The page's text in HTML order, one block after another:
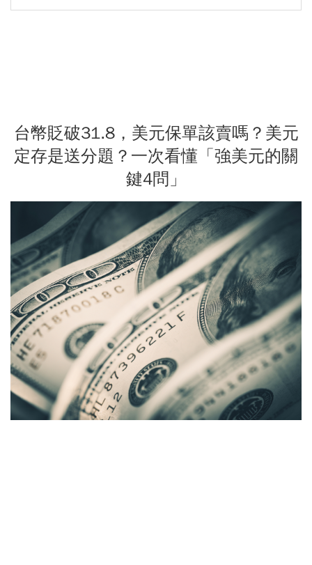
台幣貶破31.8，美元保單該賣嗎？美元
定存是送分題？一次看懂「強美元的關
鍵4問」